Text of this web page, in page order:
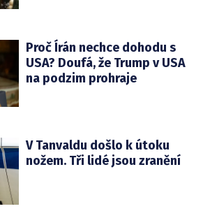
Proč Írán nechce dohodu s
USA? Doufá, že Trump v USA
na podzim prohraje
V Tanvaldu došlo k útoku
nožem. Tři lidé jsou zranění